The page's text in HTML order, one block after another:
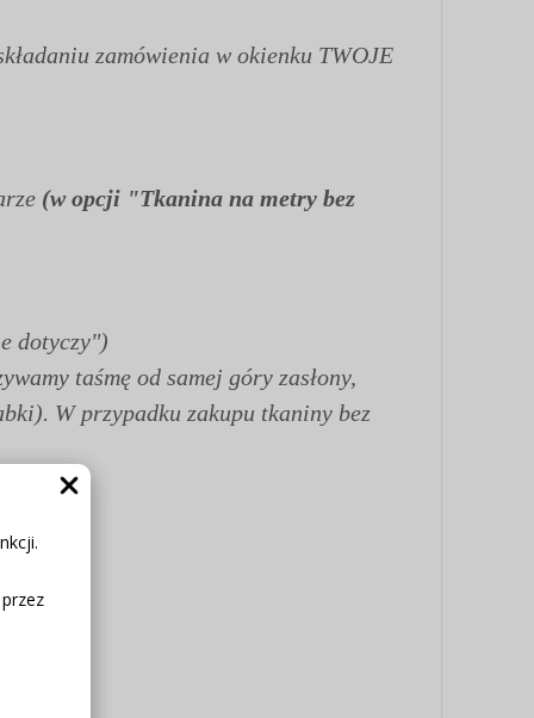
zamówienia w okienku TWOJE
(w opcji "Tkanina na metry bez
dotyczy")
taśmę od samej góry zasłony,
W przypadku zakupu tkaniny bez